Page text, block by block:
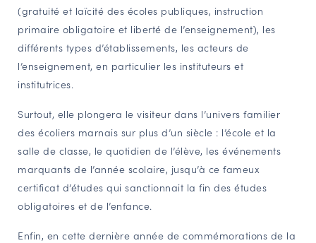
Amateurs d’histoire et de patrimoine
Responsables de structures
Étudiants & chercheurs
(gratuité et laïcité des écoles publiques, instruction
primaire obligatoire et liberté de l’enseignement), les
différents types d’établissements, les acteurs de
l’enseignement, en particulier les instituteurs et
institutrices.
Surtout, elle plongera le visiteur dans l’univers familier
des écoliers marnais sur plus d’un siècle : l’école et la
salle de classe, le quotidien de l’élève, les événements
marquants de l’année scolaire, jusqu’à ce fameux
certificat d’études qui sanctionnait la fin des études
obligatoires et de l’enfance.
Enfin, en cette dernière année de commémorations de la